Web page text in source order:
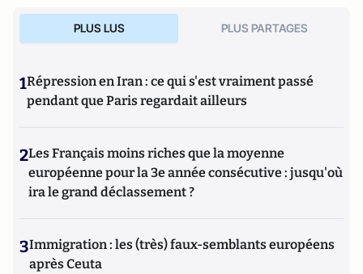
PLUS LUS PLUS PARTAGES
1Répression en Iran : ce qui s'est vraiment passé
pendant que Paris regardait ailleurs
2Les Français moins riches que la moyenne
européenne pour la 3e année consécutive : jusqu'où
ira le grand déclassement ?
3Immigration : les (très) faux-semblants européens
après Ceuta